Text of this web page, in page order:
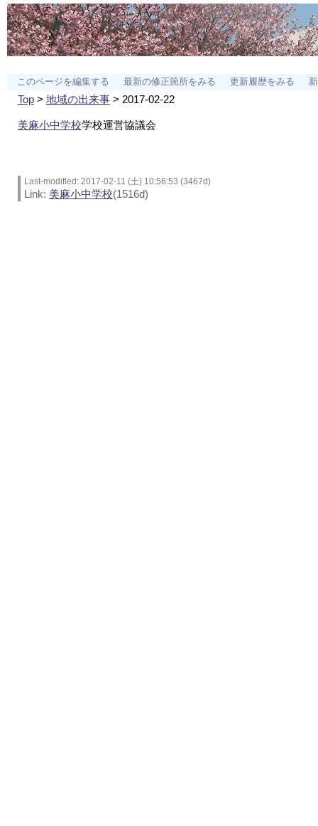
このページを編集する 最新の修正箇所をみる 更新履歴をみる
Top> 地域の出来事> 2017-02-22
美麻小中学校学校運営協議会
Last-modified: 2017-02-11 (土) 10:56:53 (3467d)
Link: 美麻小中学校(1516d)